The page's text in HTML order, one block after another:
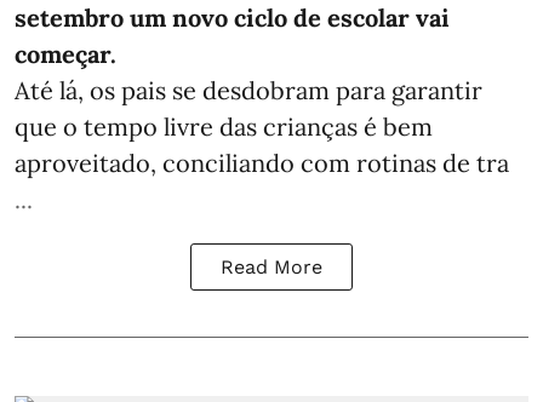
setembro um novo ciclo de escolar vai
começar.
Até lá, os pais se desdobram para garantir
que o tempo livre das crianças é bem
aproveitado, conciliando com rotinas de tra
...
Read More